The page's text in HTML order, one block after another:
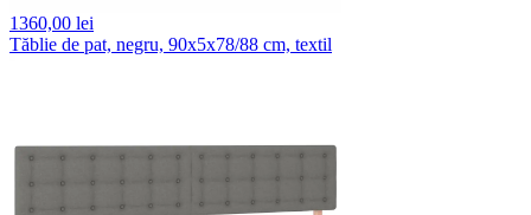
1360,00 lei
Tăblie de pat, negru, 90x5x78/88 cm, textil